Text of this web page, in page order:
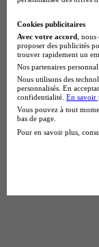
Cookies publicitaires
Avec votre accord ,
proposer des publicités
trouver rapidement un
Nos partenaires
Nous utilisons des
personnalisés. En
confidentialité. En savoir
Vous pouvez à tout
bas de page.
Pour en savoir plus,